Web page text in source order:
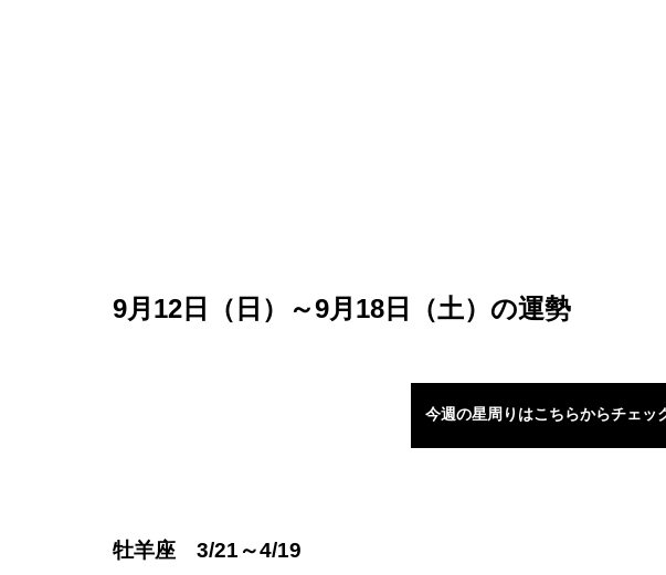
9月12日（日）～9月18日（土）の運勢
今週の星周りはこちらからチェッ
牡羊座 3/21～4/19